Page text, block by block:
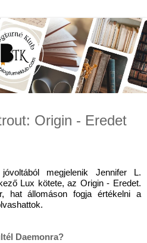
Origin - Eredet
megjelenik Jennifer L.
Lux kötete, az Origin - Eredet.
hat állomáson fogja értékelni a
Daemonra?